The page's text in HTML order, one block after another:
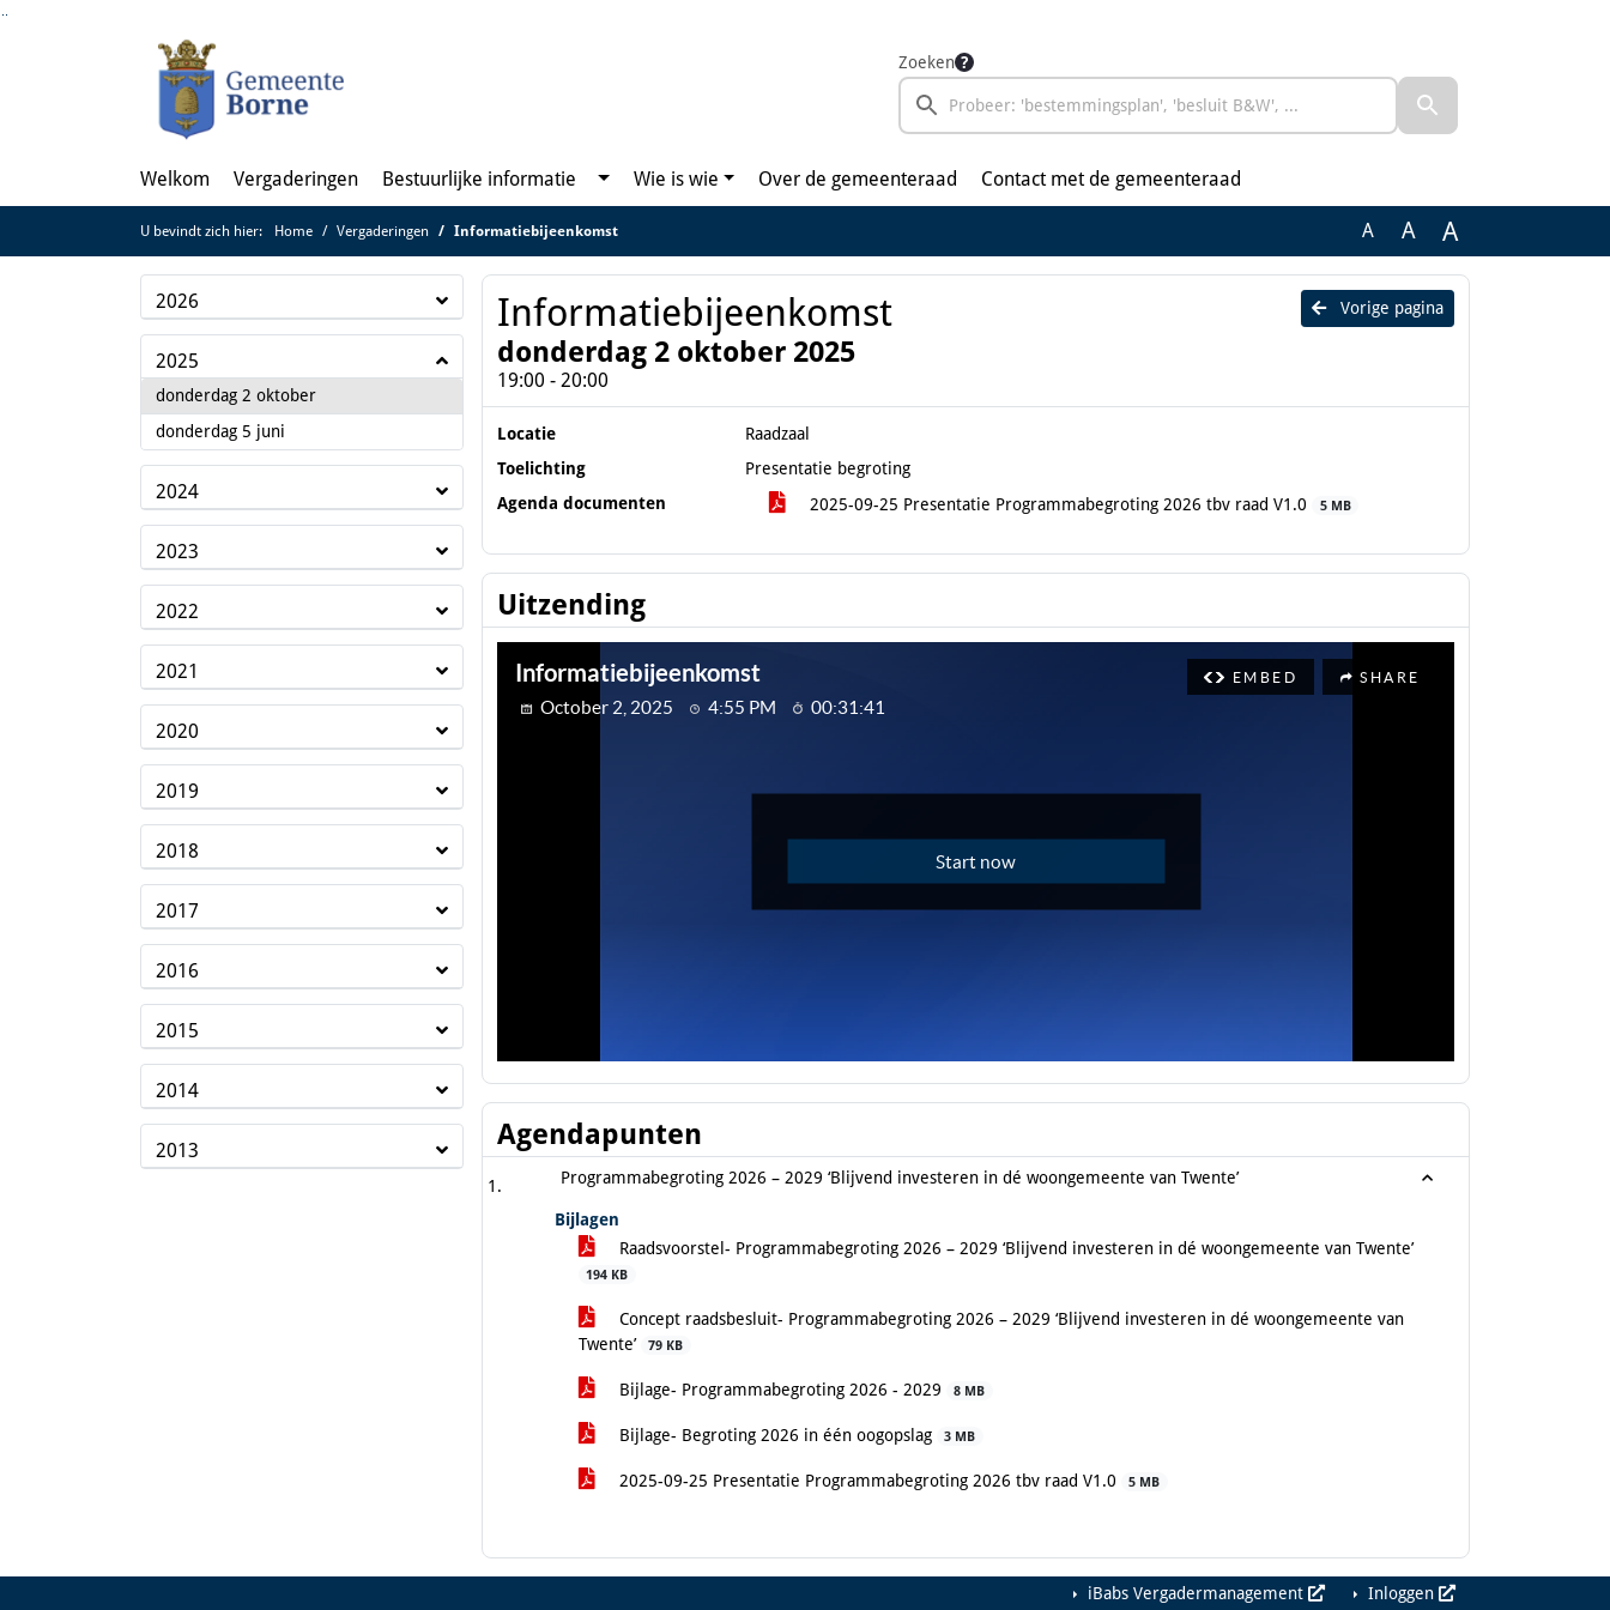
Zoeken
Welkom Vergaderingen Bestuurlijke informatie Wie is wie Over de gemeenteraad Contact met de gemeenteraad
U bevindt zich hier: Home Vergaderingen Informatiebijeenkomst A A A
2026
2025
donderdag 2 oktober2025
donderdag 5 juni
2024
2023
2022
2021
2020
2019
2018
2017
2016
2015
2014
2013
Vorige pagina
Informatiebijeenkomst
donderdag 2 oktober 2025
19:00 - 20:00
Locatie
Raadzaal
Toelichting
Presentatie begroting
Agenda documenten
2025-09-25 Presentatie Programmabegroting 2026 tbv raad V1.0 5 MB
Uitzending
Agendapunten
Programmabegroting 2026 – 2029 ‘Blijvend investeren in dé woongemeente van Twente’
Bijlagen
Raadsvoorstel- Programmabegroting 2026 – 2029 ‘Blijvend investeren in dé woongemeente van Twente’
194 KB
Concept raadsbesluit- Programmabegroting 2026 – 2029 ‘Blijvend investeren in dé woongemeente van
Twente’
79 KB
Bijlage- Programmabegroting 2026 - 2029 8 MB
Bijlage- Begroting 2026 in één oogopslag 3 MB
2025-09-25 Presentatie Programmabegroting 2026 tbv raad V1.0 5 MB
iBabs Vergadermanagement Inloggen